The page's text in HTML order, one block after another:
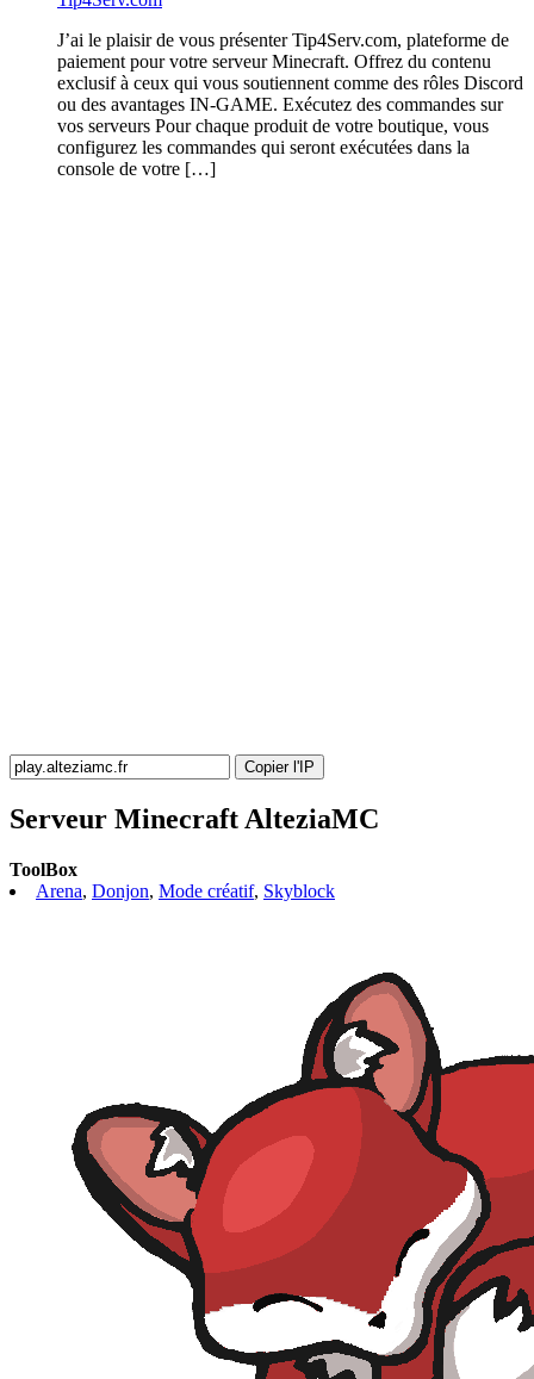
J’ai le plaisir de vous présenter Tip4Serv.com, plateforme de
paiement pour votre serveur Minecraft. Offrez du contenu
exclusif à ceux qui vous soutiennent comme des rôles Discord
ou des avantages IN-GAME. Exécutez des commandes sur
vos serveurs Pour chaque produit de votre boutique, vous
configurez les commandes qui seront exécutées dans la
console de votre […]
Copier l'IP
Serveur Minecraft AlteziaMC
ToolBox
Arena, Donjon, Mode créatif, Skyblock